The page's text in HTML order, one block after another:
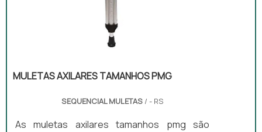
MULETAS AXILARES TAMANHOS PMG
SEQUENCIAL MULETAS / - RS
As muletas axilares tamanhos pmg são